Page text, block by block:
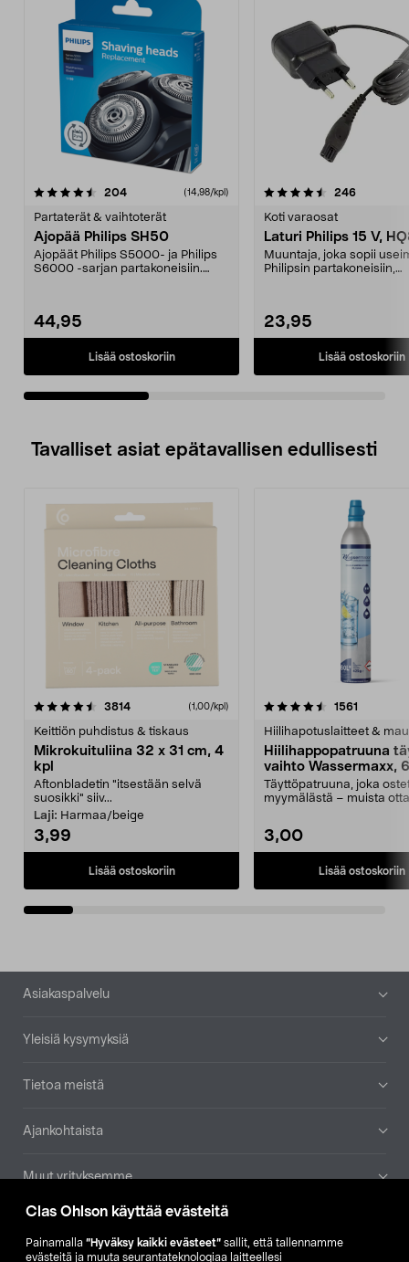
Clas Ohlson käyttää evästeitä
Painamalla ”Hyväksy kaikki evästeet” sallit, että tallennamme
evästeitä ja muuta seurantateknologiaa laitteellesi
204arvostelut (14,98/kpl)
Partaterät & vaihtoterät
Ajopää Philips SH50
Ajopäät Philips S5000- ja Philips
S6000 -sarjan partakoneisiin.
44,95
Lisää ostoskoriin
4.5viidestä
246arvostelut
Koti varaosat
Laturi Philips 15 V,
Muuntaja, joka sopii
Philipsin partakoneisiin,
23,95
Lisää ostoskoriin
0.0 viidestä
Tavalliset asiat epätavallisen edullisesti
3814arvostelut (1,00/kpl)
Keittiön puhdistus & tiskaus
Mikrokuituliina 32 x 31 cm, 4
kpl
Aftonbladetin "itsestään selvä
suosikki" siiv...
Laji: Harmaa/beige
3,99
Lisää ostoskoriin
4.5viidestä
1561
Hiilihapotuslaitteet &
Hiilihappopatruuna
vaihto Wassermaxx,
Täyttöpatruuna, joka
myymälästä – muista
3,00
Lisää ostoskoriin
4.5viidestä
Alatunniste
Asiakaspalvelu
Yleisiä kysymyksiä
Tietoa meistä
Ajankohtaista
Muut yrityksemme
Etsi myymälä